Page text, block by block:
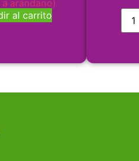
arándano)
al carrito